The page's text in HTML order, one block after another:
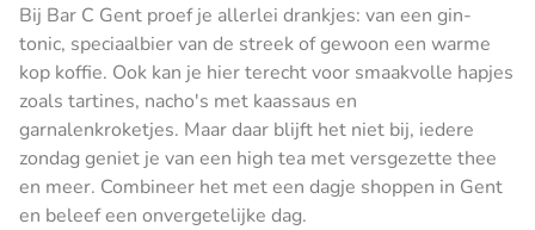
Bij Bar C Gent proef je allerlei drankjes: van een gin-
tonic, speciaalbier van de streek of gewoon een warme
kop koffie. Ook kan je hier terecht voor smaakvolle hapjes
zoals tartines, nacho's met kaassaus en
garnalenkroketjes. Maar daar blijft het niet bij, iedere
zondag geniet je van een high tea met versgezette thee
en meer. Combineer het met een dagje shoppen in Gent
en beleef een onvergetelijke dag.